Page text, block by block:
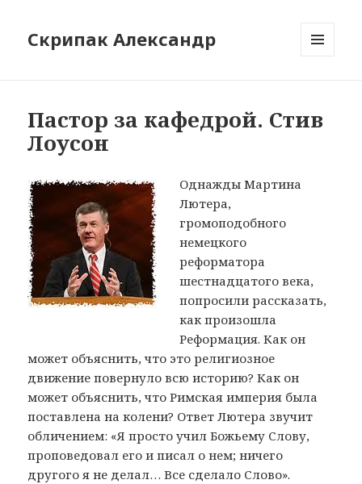
Скрипак Александр
Пастор за кафедрой. Стив
Лоусон
Однажды Мартина
Лютера,
громоподобного
немецкого
реформатора
шестнадцатого века,
попросили рассказать,
как произошла
Реформация. Как он
может объяснить, что это религиозное
движение повернуло всю историю? Как он
может объяснить, что Римская империя была
поставлена на колени? Ответ Лютера звучит
обличением: «Я просто учил Божьему Слову,
проповедовал его и писал о нем; ничего
другого я не делал… Все сделало Слово».